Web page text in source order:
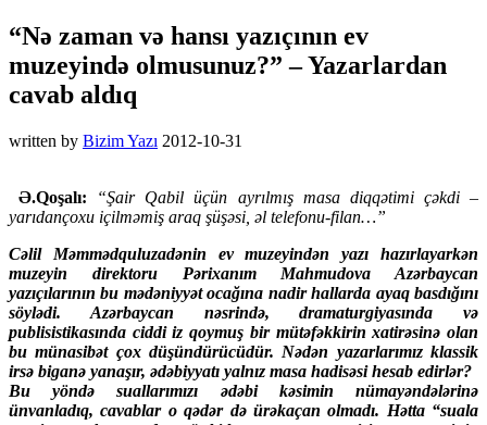
“Nə zaman və hansı yazıçının ev
muzeyində olmusunuz?” – Yazarlardan
cavab aldıq
written by Bizim Yazı 2012-10-31
Ə.Qoşalı:
“Şair Qabil üçün ayrılmış masa diqqətimi çəkdi –
yarıdançoxu içilməmiş araq şüşəsi, əl telefonu-filan…”
Cəlil Məmmədquluzadənin ev muzeyindən yazı hazırlayarkən
muzeyin direktoru Pərixanım Mahmudova Azərbaycan
yazıçılarının bu mədəniyyət ocağına nadir hallarda ayaq basdığını
söylədi. Azərbaycan nəsrində, dramaturgiyasında və
publisistikasında ciddi iz qoymuş bir mütəfəkkirin xatirəsinə olan
bu münasibət çox düşündürücüdür. Nədən yazarlarımız klassik
irsə biganə yanaşır, ədəbiyyatı yalnız masa hadisəsi hesab edirlər?
Bu yöndə suallarımızı ədəbi kəsimin nümayəndələrinə
ünvanladıq, cavablar o qədər də ürəkaçan olmadı. Hətta “suala